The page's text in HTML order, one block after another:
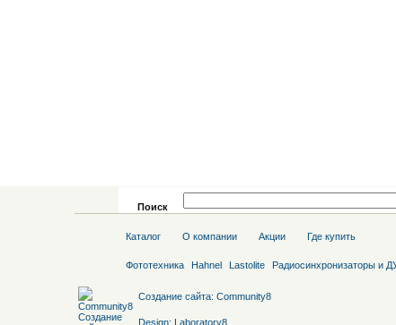
Поиск
Каталог О компании Акции Где купить
Фототехника Hahnel Lastolite Радиосинхронизаторы и
Создание сайта: Community8
Design: Laboratory8